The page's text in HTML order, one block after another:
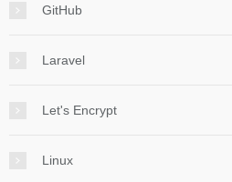
GitHub
Laravel
Let's Encrypt
Linux